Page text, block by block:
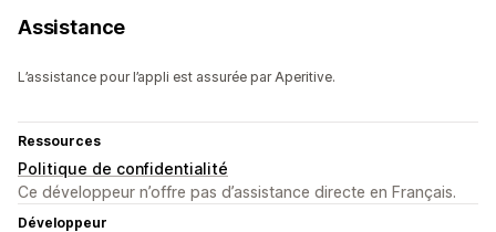
Assistance
L’assistance pour l’appli est assurée par Aperitive.
Ressources
Politique de confidentialité
Ce développeur n’offre pas d’assistance directe en Français.
Développeur